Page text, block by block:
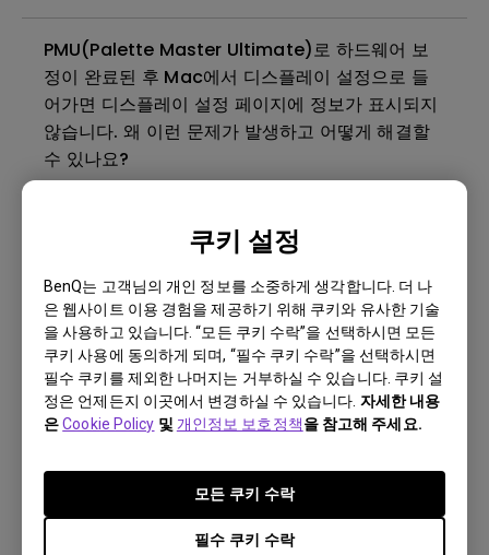
쿠키 설정
BenQ는 고객님의 개인 정보를 소중하게 생각합니다. 더 나
은 웹사이트 이용 경험을 제공하기 위해 쿠키와 유사한 기술
을 사용하고 있습니다. “모든 쿠키 수락”을 선택하시면 모든
쿠키 사용에 동의하게 되며, “필수 쿠키 수락”을 선택하시면
필수 쿠키를 제외한 나머지는 거부하실 수 있습니다. 쿠키 설
정은 언제든지 이곳에서 변경하실 수 있습니다. 자세한 내용
은Cookie Policy 및 개인정보 보호정책을 참고해 주세요.
필수 쿠키 수락
모든 쿠키 수락
PMU(Palette Master Ultimate)로 하드웨어 보
정이 완료된 후 Mac에서 디스플레이 설정으로 들
어가면 디스플레이 설정 페이지에 정보가 표시되지
않습니다. 왜 이런 문제가 발생하고 어떻게 해결할
수 있나요?
BootCamp, Parallels 또는 VMware와 같은 가상
OS에서 Palette Master Ultimate 또는 Palette
Master Element를 실행할 수 있나요?
PMU 소프트웨어를 통해 여러 모니터를 더 빠르게
캘리브레이션하려면 어떻게 해야 하나요?
동일한 윈도우 PC 또는 맥에 PME와 PMU를 설치할
수 있나요?